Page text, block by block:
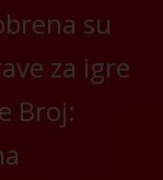
su
za igre
Broj: